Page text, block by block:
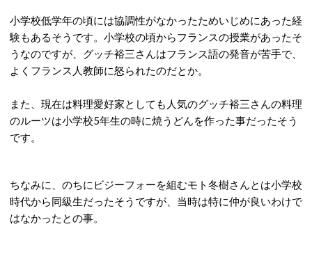
小学校低学年の頃には協調性がなかったためいじめにあった経
験もあるそうです。小学校の頃からフランスの授業があったそ
うなのですが、グッチ裕三さんはフランス語の発音が苦手で、
よくフランス人教師に怒られたのだとか。
また、現在は料理愛好家としても人気のグッチ裕三さんの料理
のルーツは小学校5年生の時に焼うどんを作った事だったそう
です。
ちなみに、のちにビジーフォーを組むモト冬樹さんとは小学校
時代から同級生だったそうですが、当時は特に仲が良いわけで
はなかったとの事。